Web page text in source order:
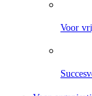
Voor